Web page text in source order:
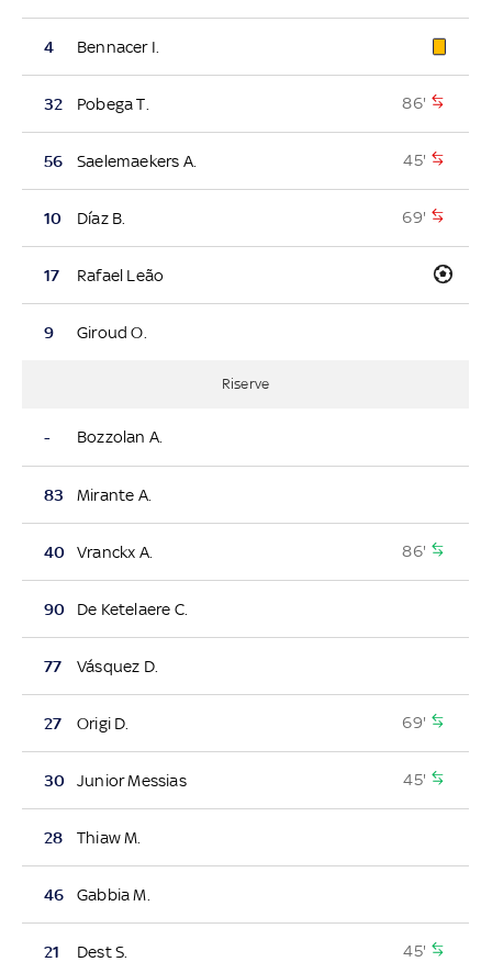
4 Bennacer I.
32 Pobega T. 86'
56 Saelemaekers A. 45'
10 Díaz B. 69'
17 Rafael Leão
9 Giroud O.
Riserve
- Bozzolan A.
83 Mirante A.
40 Vranckx A. 86'
90 De Ketelaere C.
77 Vásquez D.
27 Origi D. 69'
30 Junior Messias 45'
28 Thiaw M.
46 Gabbia M.
21 Dest S. 45'